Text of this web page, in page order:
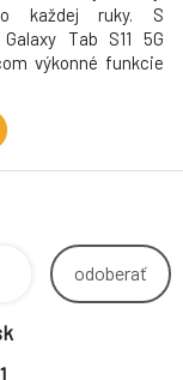
každej ruky. S
Tab S11 5G
výkonné funkcie
získaš
nástroj na
nech sa už
odoberať